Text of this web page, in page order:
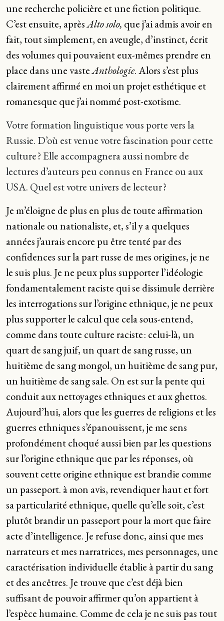
une recherche policière et une fiction politique.
C’est ensuite, aprèsAlto solo, que j’ai admis avoir en
fait, tout simplement, en aveugle, d’instinct, écrit
des volumes qui pouvaient eux-mêmes prendre en
place dans une vasteAnthologie. Alors s’est plus
clairement affirmé en moi un projet esthétique et
romanesque que j’ai nommé post-exotisme.
Votre formation linguistique vous porte vers la
Russie. D’où est venue votre fascination pour cette
culture ? Elle accompagnera aussi nombre de
lectures d’auteurs peu connus en France ou aux
USA. Quel est votre univers de lecteur ?
Je m’éloigne de plus en plus de toute affirmation
nationale ou nationaliste, et, s’il y a quelques
années j’aurais encore pu être tenté par des
confidences sur la part russe de mes origines, je ne
le suis plus. Je ne peux plus supporter l’idéologie
fondamentalement raciste qui se dissimule derrière
les interrogations sur l’origine ethnique, je ne peux
plus supporter le calcul que cela sous-entend,
comme dans toute culture raciste : celui-là, un
quart de sang juif, un quart de sang russe, un
huitième de sang mongol, un huitième de sang pur,
un huitième de sang sale. On est sur la pente qui
conduit aux nettoyages ethniques et aux ghettos.
Aujourd’hui, alors que les guerres de religions et les
guerres ethniques s’épanouissent, je me sens
profondément choqué aussi bien par les questions
sur l’origine ethnique que par les réponses, où
souvent cette origine ethnique est brandie comme
un passeport. à mon avis, revendiquer haut et fort
sa particularité ethnique, quelle qu’elle soit, c’est
plutôt brandir un passeport pour la mort que faire
acte d’intelligence. Je refuse donc, ainsi que mes
narrateurs et mes narratrices, mes personnages, une
caractérisation individuelle établie à partir du sang
et des ancêtres. Je trouve que c’est déjà bien
suffisant de pouvoir affirmer qu’on appartient à
l’espèce humaine. Comme de cela je ne suis pas tout